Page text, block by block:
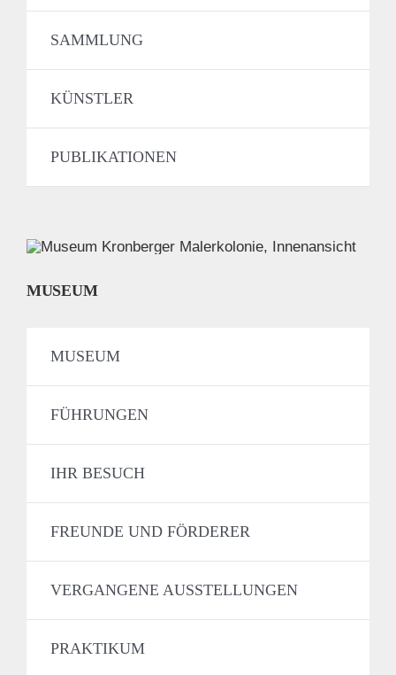
SAMMLUNG
KÜNSTLER
PUBLIKATIONEN
MUSEUM
MUSEUM
FÜHRUNGEN
IHR BESUCH
FREUNDE UND FÖRDERER
VERGANGENE AUSSTELLUNGEN
PRAKTIKUM